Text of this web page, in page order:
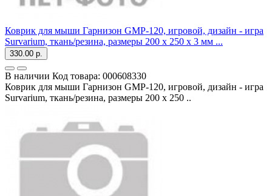
Коврик для мыши Гарнизон GMP-120, игровой, дизайн - игра
Survarium, ткань/резина, размеры 200 x 250 x 3 мм ...
330.00 р.
В наличии Код товара: 000608330
Коврик для мыши Гарнизон GMP-120, игровой, дизайн - игра
Survarium, ткань/резина, размеры 200 x 250 ..